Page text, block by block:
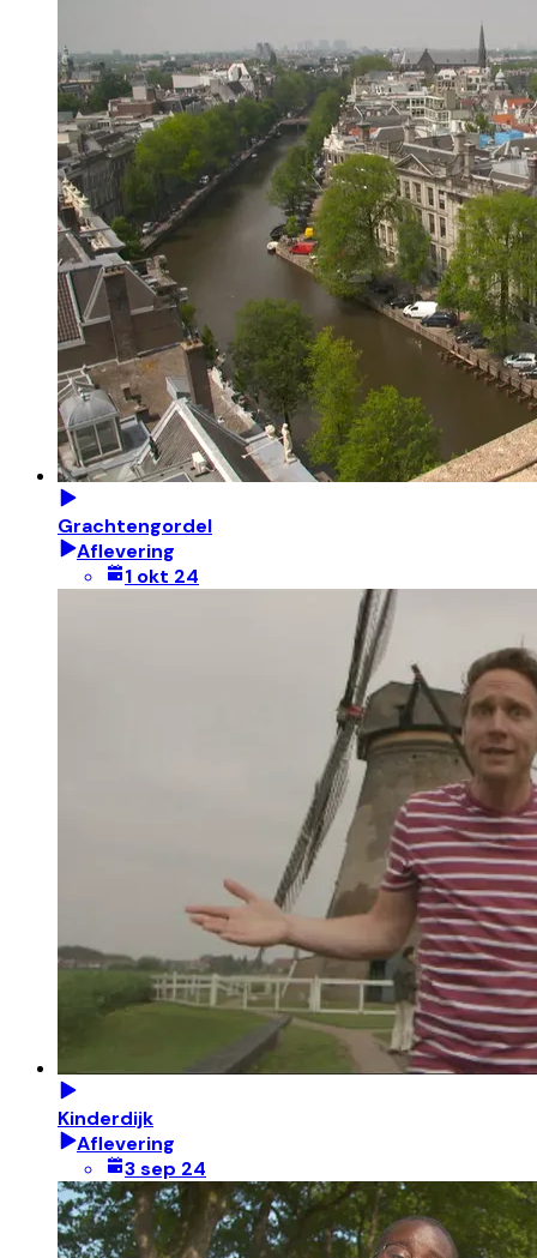
Grachtengordel
Aflevering
1 okt 24
Kinderdijk
Aflevering
3 sep 24